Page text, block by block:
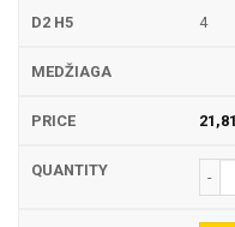
4
21,81